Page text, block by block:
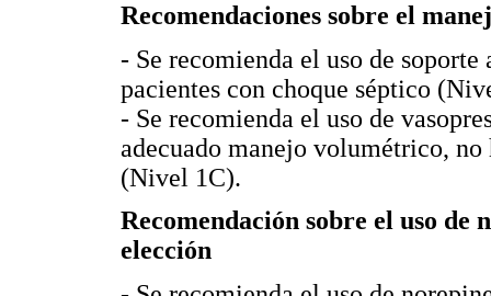
Recomendaciones sobre el
- Se recomienda el uso de
pacientes con choque séptico
- Se recomienda el uso de
adecuado manejo volumétrico,
(Nivel 1C).
Recomendación sobre el uso
elección